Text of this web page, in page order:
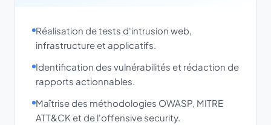
Réalisation de tests d'intrusion web,
infrastructure et applicatifs.
Identification des vulnérabilités et rédaction de
rapports actionnables.
Maîtrise des méthodologies OWASP, MITRE
ATT&CK et de l'offensive security.